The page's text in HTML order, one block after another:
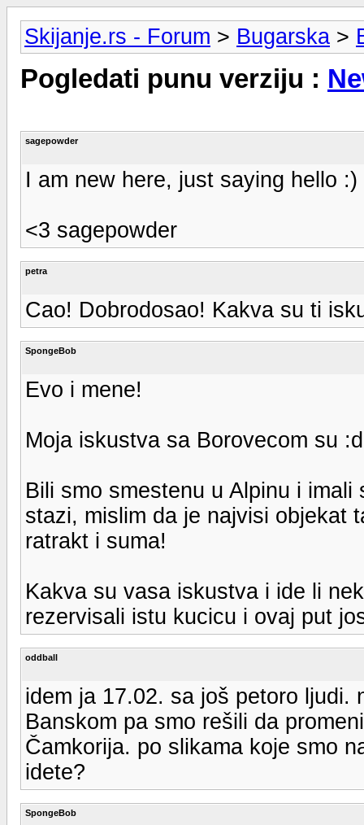
Skijanje.rs - Forum > Bugarska >
Pogledati punu verziju :
sagepowder
I am new here, just saying hello :)
<3 sagepowder
petra
Cao! Dobrodosao! Kakva su ti
SpongeBob
Evo i mene!
Moja iskustva sa Borovecom su
Bili smo smestenu u Alpinu i
stazi, mislim da je najvisi objekat
ratrakt i suma!
Kakva su vasa iskustva i ide li
rezervisali istu kucicu i ovaj put
oddball
idem ja 17.02. sa još petoro ljudi.
Banskom pa smo rešili da
Čamkorija. po slikama koje smo
idete?
SpongeBob